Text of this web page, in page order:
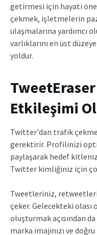
getirmesi için hayati
çekmek, işletmelerin
ulaşmalarına yardımcı
varlıklarını en üst
yoldur.
Etkileşimi
Twitter'dan trafik
gerektirir. Profilinizi
paylaşarak hedef
Twitter kimliğiniz için
Tweetleriniz,
çeker. Gelecekteki
oluşturmak açısından
marka imajınızı ve